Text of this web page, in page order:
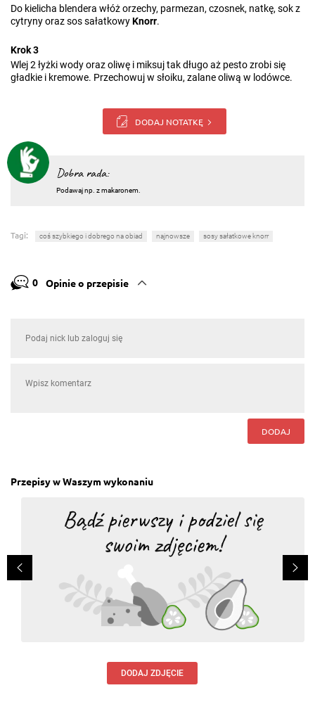
Do kielicha blendera włóż orzechy, parmezan, czosnek, natkę, sok z
cytryny oraz sos sałatkowyKnorr.
Krok 3
Wlej 2 łyżki wody oraz oliwę i miksuj tak długo aż pesto zrobi się
gładkie i kremowe. Przechowuj w słoiku, zalane oliwą w lodówce.
DODAJ NOTATKĘ
Dobra rada:
Podawaj np. z makaronem.
Tagi: coś szybkiego i dobrego na obiad najnowsze sosy sałatkowe knorr
0 Opinie o przepisie
DODAJ
Przepisy w Waszym wykonaniu
DODAJ ZDJĘCIE